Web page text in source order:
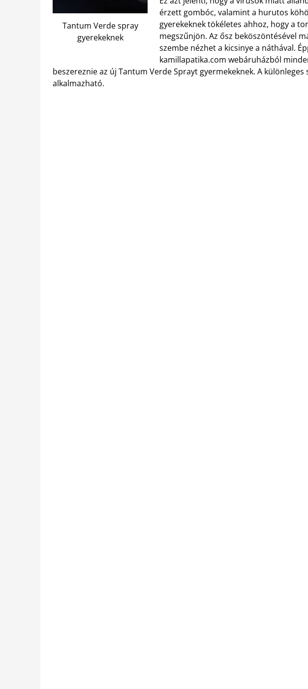
Tantum Verde spray
gyerekeknek
érzett gombóc, valamint a hurutos
gyerekeknek tökéletes ahhoz, hogy a
megszűnjön. Az ősz beköszöntésével
szembe nézhet a kicsinye a náthával.
kamillapatika.com webáruházból
beszereznie az új Tantum Verde Sprayt gyermekeknek. A különleges
alkalmazható.